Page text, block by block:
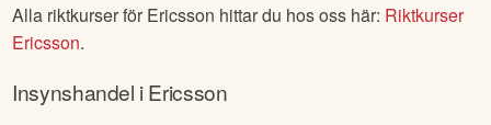
Alla riktkurser för Ericsson hittar du hos oss här: Riktkurser
Ericsson.
Insynshandel iEricsson